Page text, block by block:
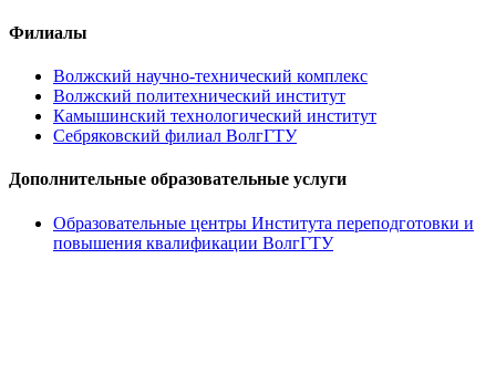
Филиалы
Волжский научно-технический комплекс
Волжский политехнический институт
Камышинский технологический институт
Себряковский филиал ВолгГТУ
Дополнительные образовательные услуги
Образовательные центры Института переподготовки и
повышения квалификации ВолгГТУ